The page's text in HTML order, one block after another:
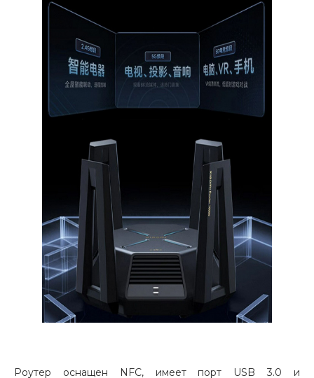
раз в 2 недели
Роутер оснащен NFC, имеет порт USB 3.0 и